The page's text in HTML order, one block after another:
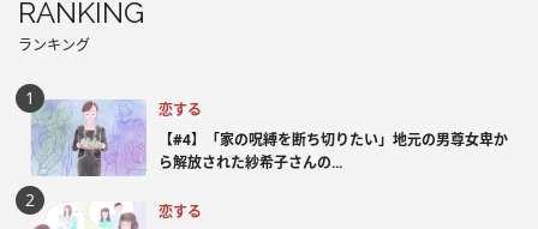
RANKING
ランキング
恋する
【#4】「家の呪縛を断ち切りたい」地元の男尊女卑か
ら解放された紗希子さんの...
恋する